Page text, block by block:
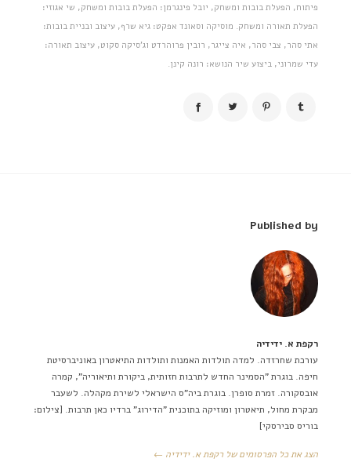
פיתוח, הפעלת בובות ומשחק, יובל פינגרמן: הפעלת בובות ומשחק, שי אגוזי:
הפעלת תאורה ומשחק. מוסיקה וסאונד אפקט: גיא שרף, עיצוב ובניית בובות:
אתי סהר, צבי סהר, איה צייגר, רובין פרוהרדט וג'סיקה סקוט, עיצוב תאורה:
עדי שמרוני, ביצוע שיר הנושא: רונה קינן.
Published by
רקפת א. ידידיה
עורכת שחרזדה. למדה תולדות האמנות ותולדות התיאטרון באוניברסיטת
חיפה. בוגרת "הסמינר החדש לתרבות חזותית, ביקורת ותיאוריה", קמרה
אובסקורה. זמרת סופרן. בוגרת ביה"ס הישראלי לשירת מקהלה. לשעבר
מבקרת מחול, תיאטרון ומוזיקה בתוכנית "הדירוג" ברדיו כאן תרבות. [צילום:
בוריס סבירסקי]
הצג את כל הפרסומים של רקפת א. ידידיה ←